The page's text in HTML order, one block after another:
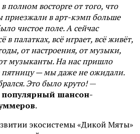
восторге от того, что
приезжали в арт-кэмп больше
чистое поле. А сейчас
в палатках, всё играет, всё живёт,
от настроения, от музыки,
музыканты. На нас пришло
— мы даже не ожидали.
Это было круто!—
шансон-
.
экосистемы «Дикой Мяты»